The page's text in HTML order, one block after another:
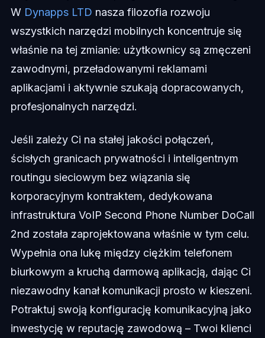
W Dynapps LTD nasza filozofia rozwoju
wszystkich narzędzi mobilnych koncentruje się
właśnie na tej zmianie: użytkownicy są zmęczeni
zawodnymi, przeładowanymi reklamami
aplikacjami i aktywnie szukają dopracowanych,
profesjonalnych narzędzi.
Jeśli zależy Ci na stałej jakości połączeń,
ścisłych granicach prywatności i inteligentnym
routingu sieciowym bez wiązania się
korporacyjnym kontraktem, dedykowana
infrastruktura VoIP Second Phone Number DoCall
2nd została zaprojektowana właśnie w tym celu.
Wypełnia ona lukę między ciężkim telefonem
biurkowym a kruchą darmową aplikacją, dając Ci
niezawodny kanał komunikacji prosto w kieszeni.
Potraktuj swoją konfigurację komunikacyjną jako
inwestycję w reputację zawodową – Twoi klienci